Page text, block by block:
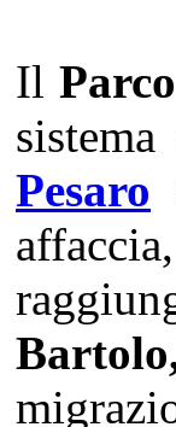
Il
Pesaro